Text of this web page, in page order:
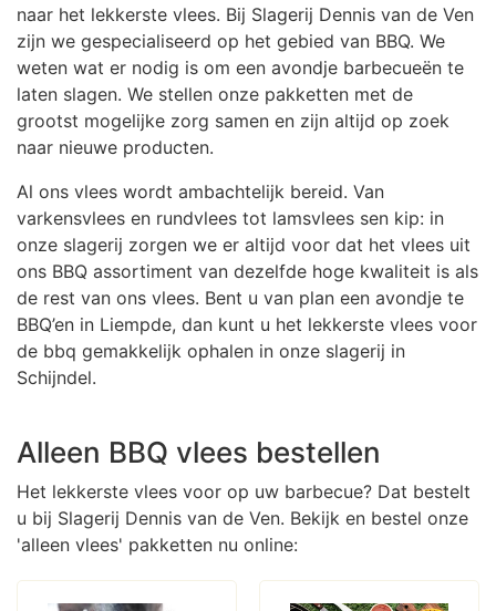
naar het lekkerste vlees. Bij Slagerij Dennis van de Ven
zijn we gespecialiseerd op het gebied van BBQ. We
weten wat er nodig is om een avondje barbecueën te
laten slagen. We stellen onze pakketten met de
grootst mogelijke zorg samen en zijn altijd op zoek
naar nieuwe producten.
Al ons vlees wordt ambachtelijk bereid. Van
varkensvlees en rundvlees tot lamsvlees sen kip: in
onze slagerij zorgen we er altijd voor dat het vlees uit
ons BBQ assortiment van dezelfde hoge kwaliteit is als
de rest van ons vlees. Bent u van plan een avondje te
BBQ’en in Liempde, dan kunt u het lekkerste vlees voor
de bbq gemakkelijk ophalen in onze slagerij in
Schijndel.
Alleen BBQ vlees bestellen
Het lekkerste vlees voor op uw barbecue? Dat bestelt
u bij Slagerij Dennis van de Ven. Bekijk en bestel onze
'alleen vlees' pakketten nu online: